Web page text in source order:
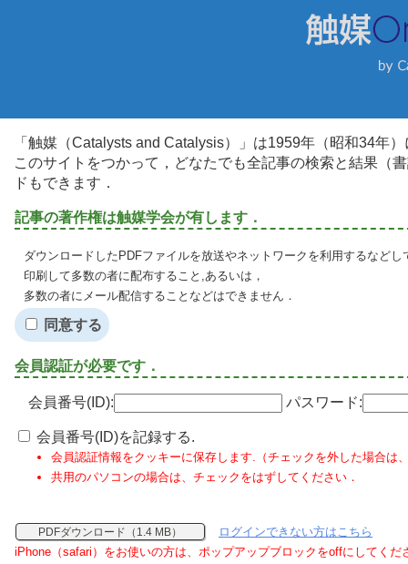
「触媒（Catalysts and Catalysis）」は1959年（昭和34年
このサイトをつかって，どなたでも全記事の検索と結果（
ドもできます．
記事の著作権は触媒学会が有します．
ダウンロードしたPDFファイルを放送やネットワークを利用するなど
印刷して多数の者に配布すること,あるいは，
多数の者にメール配信することなどはできません．
同意する
会員認証が必要です．
会員番号(ID): パスワード:
会員番号(ID)を記録する.
会員認証情報をクッキーに保存します.（チェックを外した場合は
共用のパソコンの場合は、チェックをはずしてください．
PDFダウンロード（1.4 MB）
ログインできない方はこちら
iPhone（safari）をお使いの方は、ポップアップブロックをoffにしてくだ